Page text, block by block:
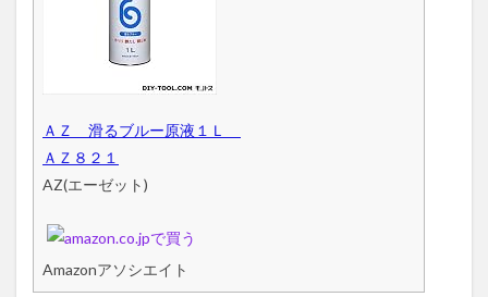
ＡＺ 滑るブルー原液１Ｌ
ＡＺ８２１
AZ(エーゼット)
Amazonアソシエイト